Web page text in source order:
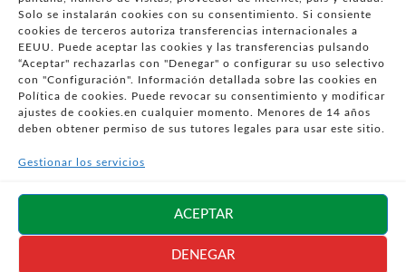
Solo se instalarán cookies con su consentimiento. Si consiente
cookies de terceros autoriza transferencias internacionales a
EEUU. Puede aceptar las cookies y las transferencias pulsando
“Aceptar" rechazarlas con "Denegar" o configurar su uso selectivo
con "Configuración". Información detallada sobre las cookies en
Política de cookies. Puede revocar su consentimiento y modificar
ajustes de cookies.en cualquier momento. Menores de 14 años
deben obtener permiso de sus tutores legales para usar este sitio.
Gestionar los servicios
ACEPTAR
DENEGAR
- GUÍA DE COMPRA
- GUÍA DE PRIVACIDAD
- DESISTIMIENTO
- ATENCIÓN AL CLIENTE
- PRESENCIA EN MEDIOS
Síguenos en
redes sociales